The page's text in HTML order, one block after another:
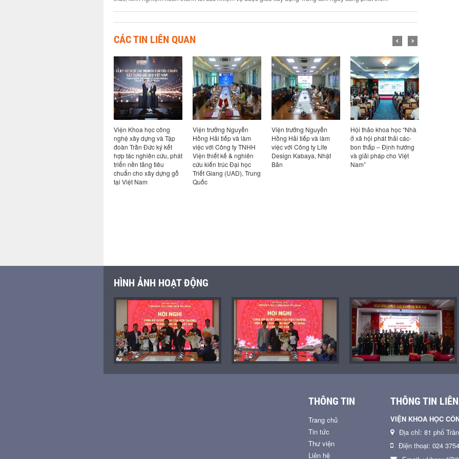
CÁC TIN LIÊN QUAN
Viện Khoa học công
nghệ xây dựng và Tập
đoàn Trần Đức ký kết
hợp tác nghiên cứu, phát
triển nền tảng tiêu
chuẩn cho xây dựng gỗ
tại Việt Nam
Viện trưởng Nguyễn
Hồng Hải tiếp và làm
việc với Công ty TNHH
Viện thiết kế & nghiên
cứu kiến trúc Đại học
Triết Giang (UAD), Trung
Quốc
Viện trưởng Nguyễn
Hồng Hải tiếp và làm
việc với Công ty Life
Design Kabaya, Nhật
Bản
Hội thảo khoa học “Nhà
ở xã hội phát thải các-
bon thấp – Định hướng
và giải pháp cho Việt
Nam”
HÌNH ẢNH HOẠT ĐỘNG
THÔNG TIN
Trang chủ
Tin tức
Thư viện
Liên hệ
THÔNG TIN
VIỆN KHOA HỌC
Địa chỉ: 81 phố
Điện thoại: 024